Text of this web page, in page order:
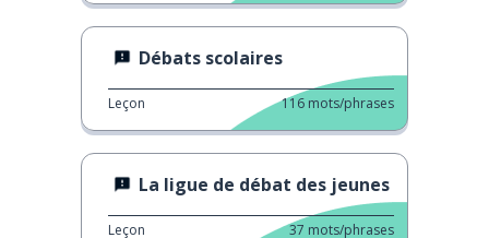
Débats scolaires
Leçon 116 mots/phrases
La ligue de débat des jeunes
Leçon 37 mots/phrases